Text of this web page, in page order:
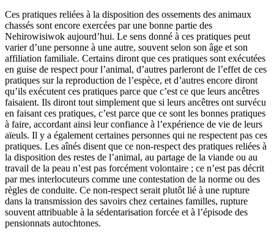
Ces pratiques reliées à la disposition des ossements des animaux
chassés sont encore exercées par une bonne partie des
Nehirowisiwok aujourd’hui. Le sens donné à ces pratiques peut
varier d’une personne à une autre, souvent selon son âge et son
affiliation familiale. Certains diront que ces pratiques sont exécutées
en guise de respect pour l’animal, d’autres parleront de l’effet de ces
pratiques sur la reproduction de l’espèce, et d’autres encore diront
qu’ils exécutent ces pratiques parce que c’est ce que leurs ancêtres
faisaient. Ils diront tout simplement que si leurs ancêtres ont survécu
en faisant ces pratiques, c’est parce que ce sont les bonnes pratiques
à faire, accordant ainsi leur confiance à l’expérience de vie de leurs
aïeuls. Il y a également certaines personnes qui ne respectent pas ces
pratiques. Les aînés disent que ce non-respect des pratiques reliées à
la disposition des restes de l’animal, au partage de la viande ou au
travail de la peau n’est pas forcément volontaire ; ce n’est pas décrit
par mes interlocuteurs comme une contestation de la norme ou des
règles de conduite. Ce non-respect serait plutôt lié à une rupture
dans la transmission des savoirs chez certaines familles, rupture
souvent attribuable à la sédentarisation forcée et à l’épisode des
pensionnats autochtones.